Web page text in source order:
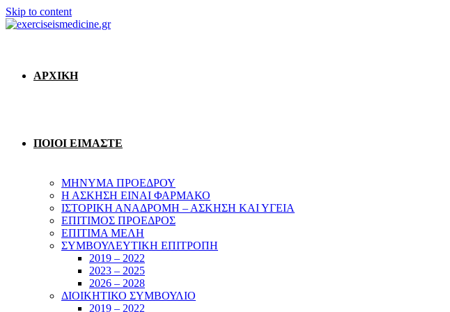
Skip to content
ΑΡΧΙΚΗ
ΠΟΙΟΙ ΕΙΜΑΣΤΕ
ΜΗΝΥΜΑ ΠΡΟΕΔΡΟΥ
Η ΑΣΚΗΣΗ ΕΙΝΑΙ ΦΑΡΜΑΚΟ
ΙΣΤΟΡΙΚΗ ΑΝΑΔΡΟΜΗ – ΑΣΚΗΣΗ ΚΑΙ ΥΓΕΙΑ
ΕΠΙΤΙΜΟΣ ΠΡΟΕΔΡΟΣ
ΕΠΙΤΙΜΑ ΜΕΛΗ
ΣΥΜΒΟΥΛΕΥΤΙΚΗ ΕΠΙΤΡΟΠΗ
2019 – 2022
2023 – 2025
2026 – 2028
ΔΙΟΙΚΗΤΙΚΟ ΣΥΜΒΟΥΛΙΟ
2019 – 2022